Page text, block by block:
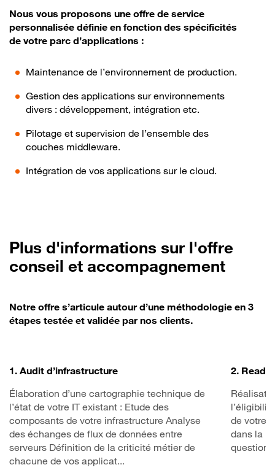
Nous vous proposons une offre de service
personnalisée définie en fonction des spécificités
de votre parc d’applications :
Maintenance de l’environnement de production.
Gestion des applications sur environnements
divers : développement, intégration etc.
Pilotage et supervision de l’ensemble des
couches middleware.
Intégration de vos applications sur le cloud.
Plus d'informations sur l'offre
conseil et accompagnement
Notre offre s’articule autour d’une méthodologie en 3
étapes testée et validée par nos clients.
1. Audit d’infrastructure
Élaboration d’une cartographie technique de
l’état de votre IT existant : Etude des
composants de votre infrastructure Analyse
des échanges de flux de données entre
serveurs Définition de la criticité métier de
chacune de vos applicat...
2.
de votre
dans la